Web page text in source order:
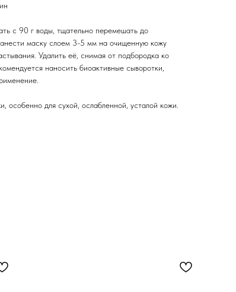
с 90 г воды, тщательно перемешать до
маску слоем 3-5 мм на очищенную кожу
Удалить её, снимая от подбородка ко
наносить биоактивные сыворотки,
особенно для сухой, ослабленной, усталой кожи.